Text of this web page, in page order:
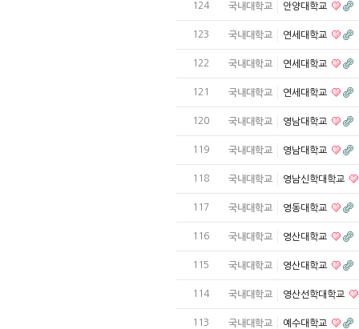
124 국내대학교 안양대학교
123 국내대학교 연세대학교
122 국내대학교 연세대학교
121 국내대학교 연세대학교
120 국내대학교 영남대학교
119 국내대학교 영남대학교
118 국내대학교 영남신학대학교
117 국내대학교 영동대학교
116 국내대학교 영산대학교
115 국내대학교 영산대학교
114 국내대학교 영산선학대학교
113 국내대학교 예수대학교